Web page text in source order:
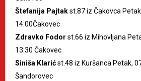
Štefanija Pajtakst.87 iz Čakovca
14:00Čakovec
Zdravko Fodor st.66 iz Mihovljana
13:30 Čakovec
Siniša Klarićst.48 iz Kuršanca Petak,
Šandorovec